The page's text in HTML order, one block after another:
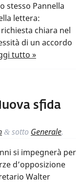
stesso Pannella
lettera:
chiara nel
di un accordo
tutto »
sfida
& sotto Generale.
si impegnerà per
d’opposizione
Walter